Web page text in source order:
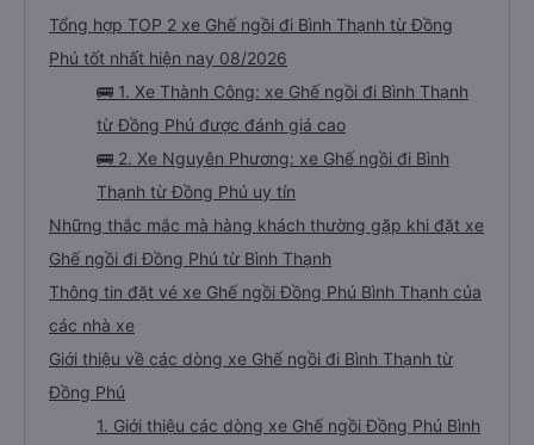
Tổng hợp TOP 2 xe Ghế ngồi đi Bình Thạnh từ Đồng
Phú tốt nhất hiện nay 08/2026
🚌 1. Xe Thành Công: xe Ghế ngồi đi Bình Thạnh
từ Đồng Phú được đánh giá cao
🚌 2. Xe Nguyên Phương: xe Ghế ngồi đi Bình
Thạnh từ Đồng Phú uy tín
Những thắc mắc mà hàng khách thường gặp khi đặt xe
Ghế ngồi đi Đồng Phú từ Bình Thạnh
Thông tin đặt vé xe Ghế ngồi Đồng Phú Bình Thạnh của
các nhà xe
Giới thiệu về các dòng xe Ghế ngồi đi Bình Thạnh từ
Đồng Phú
1. Giới thiệu các dòng xe Ghế ngồi Đồng Phú Bình